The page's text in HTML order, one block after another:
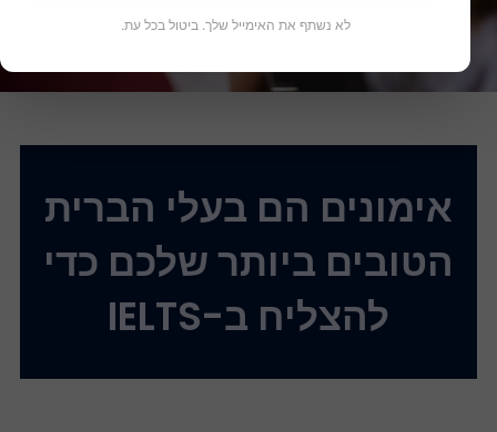
אימונים הם בעלי הברית
הטובים ביותר שלכם כדי
להצליח ב-IELTS
לא נשתף את האימייל שלך. ביטול בכל עת.